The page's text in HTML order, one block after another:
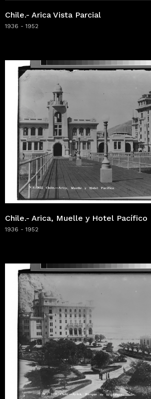
Chile.- Arica Vista Parcial
1936 - 1952
Chile.- Arica, Muelle y Hotel Pacífico
1936 - 1952